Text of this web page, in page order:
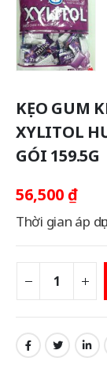
KẸO GUM
XYLITOL
GÓI 159.5G
56,500 ₫
Thời gian áp